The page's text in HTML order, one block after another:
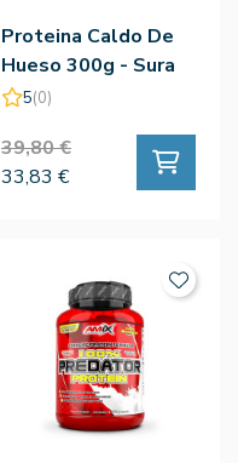
Proteina Caldo De
Hueso 300g - Sura
Vitasan
5(0)
39,80 €
33,83 €